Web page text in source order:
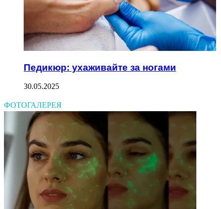
Педикюр: ухаживайте за ногами
30.05.2025
ФОТОГАЛЕРЕЯ